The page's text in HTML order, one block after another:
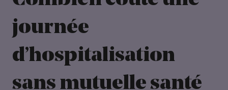
journée
d’hospitalisation
sans mutuelle santé